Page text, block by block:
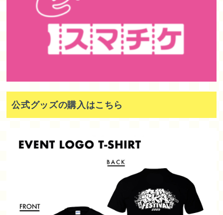
公式グッズの購入はこちら